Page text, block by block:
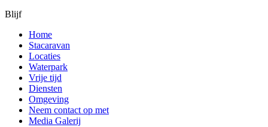
Blijf
Home
Stacaravan
Locaties
Waterpark
Vrije tijd
Diensten
Omgeving
Neem contact op met
Media Galerij